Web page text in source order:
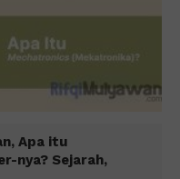
Apa itu
nya? Sejarah,